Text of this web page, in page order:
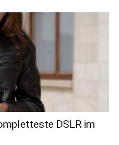
DSLR im